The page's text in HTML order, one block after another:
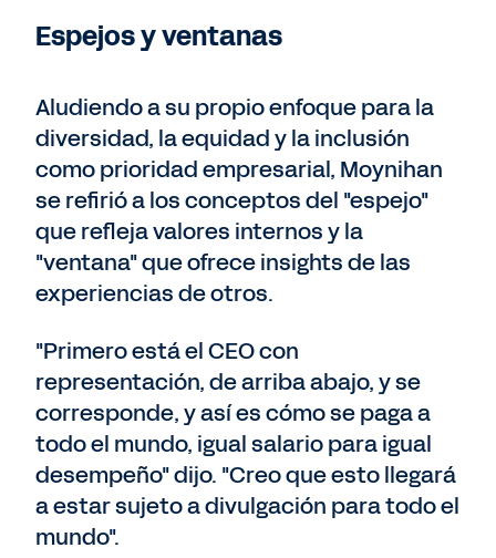
Espejos y ventanas
Aludiendo a su propio enfoque para la
diversidad, la equidad y la inclusión
como prioridad empresarial, Moynihan
se refirió a los conceptos del "espejo"
que refleja valores internos y la
"ventana" que ofrece insights de las
experiencias de otros.
"Primero está el CEO con
representación, de arriba abajo, y se
corresponde, y así es cómo se paga a
todo el mundo, igual salario para igual
desempeño" dijo. "Creo que esto llegará
a estar sujeto a divulgación para todo el
mundo".